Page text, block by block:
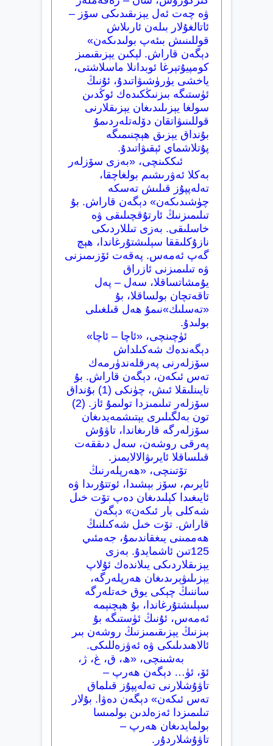
ۋە چەت ئەل يېزىقىدىكى سۆز –
ئاتالغۇلار بىلەن ئارىلاش
قوللىنىش بىئەپ بولىدىكەن»
دېگەن قاراش. لېكىن يېزىقىمىز
كومپيۇتېرغا ئوبدانلا ماسلاشتى،
ياخشى يۈرۈشىۋاتىدۇ، ئۇنىڭ
ئۈستىگە بىزنىڭكىدەك ئوڭدىن
سولغا يېزىلىدىغان يېزىقلارنى
قوللىنىۋاتقان دۆلەتلەردىمۇ
بۇنداق يېزىق ھېچنىمىگە
پۇتلاشماي ئېقىۋاتىدۇ.
ئىككىنچى، «بەزى سۆزلەر
بەكلا ئەۋرىشىم بولغاچقا،
تەلەپپۇز قىلىش تەسكە
چۈشىدىكەن» دېگەن قاراش. بۇ
تىلىمىزنىڭ ئارتۇقچىلىقى ۋە
خاسلىقى. بەزى تىللاردىكى
نازۇكلىققا سېلىشتۇرغاندا، ھېچ
گەپ ئەمەس. پەقەت ئۆزىمىزنى
ۋە تىلىمىزنى ئازراق
يۇمشاتساقلا، سەل – پەل
تاقەتچان بولساقلا، بۇ
«تەسلىك»نىمۇ ھەل قىلغىلى
بولىدۇ.
ئۈچىنچى، «ئاچا – ئاچا»
دېگەندەك شەكىلداش
سۆزلەرنى پەرقلەندۈرمەك
تەس ئىكەن، دېگەن قاراش. بۇ
تايىنلىقلا ئىش، چۈنكى (1) بۇنداق
سۆزلەر تىلىمىزدا تولىمۇ ئاز. (2)
تون بەلگىلىرى يېتىشمەيدىغان
سۆزلەرگە قارىغاندا، تاۋۇش
پەرقى روشەن، سەل دىققەت
قىلساقلا ئايرىۋالالايمىز.
تۆتىنچى، «ھەرپلەرنىڭ
ئايرىم، سۆز بېشىدا، ئوتتۇرىدا ۋە
ئايىغىدا كېلىدىغان دەپ تۆت خىل
شەكلى بار ئىكەن» دېگەن
قاراش. تۆت خىل شەكىلنىڭ
ھەممىنى يىغقاندىمۇ، جەمئىي
125تىن ئاشمايدۇ. بەزى
يېزىقلاردىكى يىلاندەك ئۇلاپ
يېزىلىۋېرىدىغان ھەرپلەرگە،
ساننىڭ چېكى يوق خەتلەرگە
سېلىشتۇرغاندا، بۇ ھېچنېمە
ئەمەس، ئۇنىڭ ئۈستىگە بۇ
بىزنىڭ يېزىقىمىزنىڭ روشەن بىر
ئالاھىدىلىكى ۋە ئەۋزەللىكى.
بەشىنچى، «ھ، ق، غ، ژ،
ئۆ، ئۈ… دېگەن ھەرپ –
تاۋۇشلارنى تەلەپپۇز قىلماق
تەس ئىكەن» دېگەن دەۋا. بۇلار
تىلىمىزدا ئەزەلدىن بولمىسا
بولمايدىغان ھەرپ –
تاۋۇشلاردۇر.